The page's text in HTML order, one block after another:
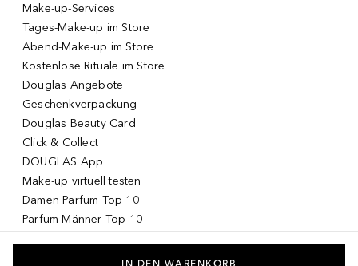
Make-up-Services
Tages-Make-up im Store
Abend-Make-up im Store
Kostenlose Rituale im Store
Douglas Angebote
Geschenkverpackung
Douglas Beauty Card
Click & Collect
DOUGLAS App
Make-up virtuell testen
Damen Parfum Top 10
Parfum Männer Top 10
Koreanische KosmetikIN DEN WARENKORB